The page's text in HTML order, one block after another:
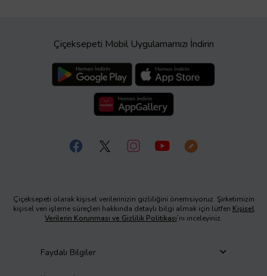
Çiçeksepeti Mobil Uygulamamızı İndirin
Çiçeksepeti olarak kişisel verilerinizin gizliliğini önemsiyoruz. Şirketimizin
kişisel veri işleme süreçleri hakkında detaylı bilgi almak için lütfen Kişisel
Verilerin Korunması ve Gizlilik Politikası’nı inceleyiniz.
Faydalı Bilgiler